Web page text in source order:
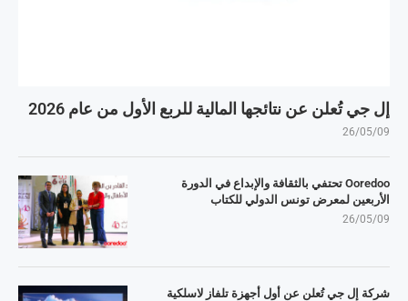
إل جي تُعلن عن نتائجها المالية للربع الأول من عام 2026
26/05/09
Ooredoo تحتفي بالثقافة والإبداع في الدورة
الأربعين لمعرض تونس الدولي للكتاب
26/05/09
شركة إل جي تُعلن عن أول أجهزة تلفاز لاسلكية